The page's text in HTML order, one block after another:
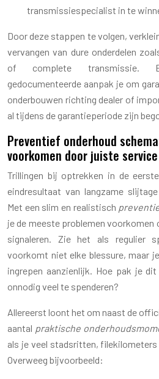
transmissiespecialist in te
Door deze stappen te volgen,
vervangen van dure onderdelen
of complete transmissie.
gedocumenteerde aanpak je om
onderbouwen richting dealer of
al tijdens de garantieperiode zijn
Preventief onderhoud
voorkomen door juiste service
Trillingen bij optrekken in de
eindresultaat van langzame
Met een slim en realistisch
je de meeste problemen voorkomen
signaleren. Zie het als regulier
voorkomt niet elke blessure, maar
ingrepen aanzienlijk. Hoe pak je
onnodig veel te spenderen?
Allereerst loont het om naast de
aantal praktische
als je veel stadsritten,
Overweeg bijvoorbeeld: